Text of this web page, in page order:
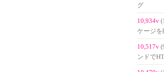
グ
10,934v
ケージを
10,517v
ンドで